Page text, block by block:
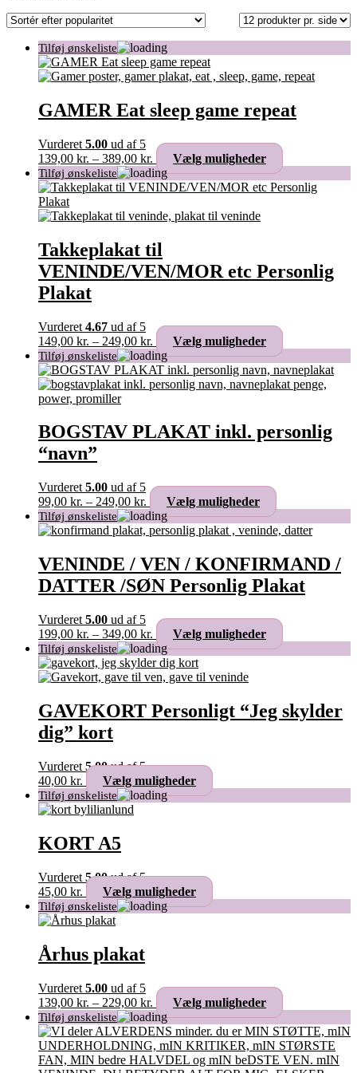
popularitet
GAMER Eat sleep game repeat
Vurderet 5.00 ud af 5
139,00 kr. – 389,00 kr. Prisinterval:
139,00 kr.
til
Vælg muligheder
har
på
Takkeplakat til
VENINDE/VEN/MOR etc Personlig
Plakat
Vurderet 4.67 ud af 5
149,00 kr. – 249,00 kr. Prisinterval:
149,00 kr.
til
249,00 kr.
Vælg muligheder
har
flere
kan
vælges
BOGSTAV PLAKAT inkl. personlig
“navn”
Vurderet 5.00 ud af 5
99,00 kr. – 249,00 kr. Prisinterval:
99,00 kr.
til
Vælg muligheder
har
varianter.
Mulighederne
kan
på
varesiden
VENINDE / VEN / KONFIRMAND /
DATTER /SØN Personlig Plakat
Vurderet 5.00 ud af 5
199,00 kr. – 349,00 kr. Prisinterval:
199,00 kr.
til
349,00 kr.
Vælg muligheder
Mulighederne
kan
GAVEKORT Personligt “Jeg skylder
dig” kort
Vurderet 5.00ud af 5
40,00 kr. Vælg muligheder
vælges
KORT A5
Vurderet 5.00ud af 5
45,00 kr. Vælg muligheder
vælges
på
varesiden
Århus plakat
Vurderet 5.00 ud af 5
139,00 kr. – 229,00 kr. Prisinterval:
139,00 kr.
til
229,00 kr.
Vælg muligheder
har
flere
varianter.